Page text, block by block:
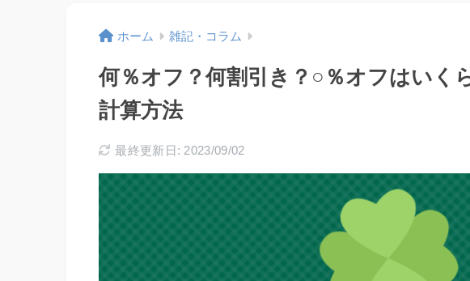
ホーム 雑記・コラム
何％オフ？何割引き？○％オフはいく
計算方法
最終更新日: 2023/09/02